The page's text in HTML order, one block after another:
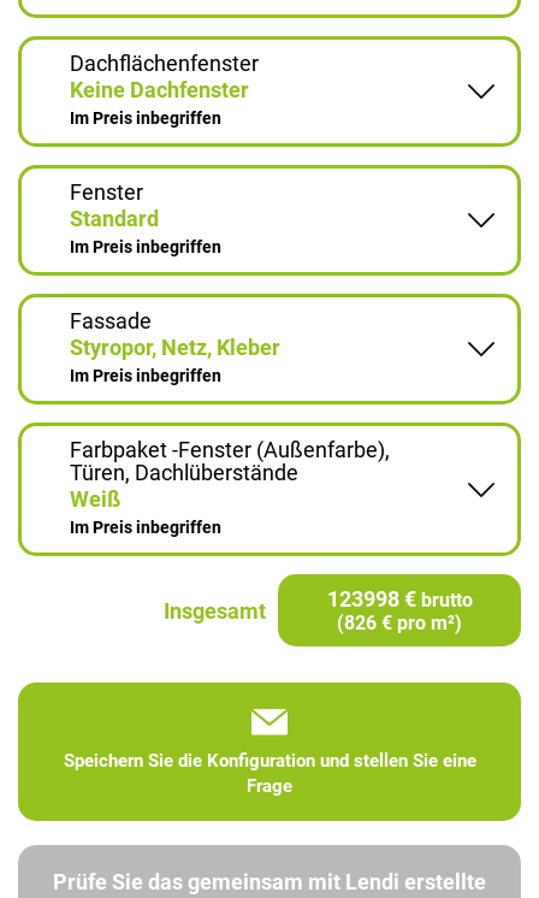
Dachflächenfenster
Keine Dachfenster
Im Preis inbegriffen
Fenster
Standard
Im Preis inbegriffen
Fassade
Styropor, Netz, Kleber
Im Preis inbegriffen
Farbpaket -Fenster (Außenfarbe),
Türen, Dachlüberstände
Weiß
Im Preis inbegriffen
Insgesamt 123998 € brutto
(826 € pro m²)
Speichern Sie die Konfiguration und stellen Sie eine
Frage
Prüfe Sie das gemeinsam mit Lendi erstellte